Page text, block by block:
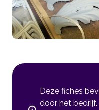
Deze fiches
door het